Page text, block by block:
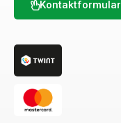
Kontaktformular